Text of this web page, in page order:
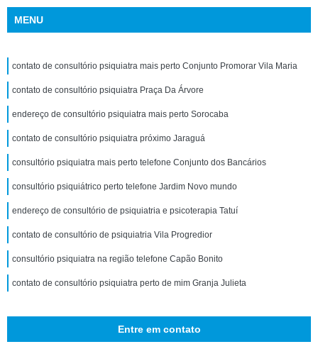
MENU
contato de consultório psiquiatra mais perto Conjunto Promorar Vila Maria
contato de consultório psiquiatra Praça Da Árvore
endereço de consultório psiquiatra mais perto Sorocaba
contato de consultório psiquiatra próximo Jaraguá
consultório psiquiatra mais perto telefone Conjunto dos Bancários
consultório psiquiátrico perto telefone Jardim Novo mundo
endereço de consultório de psiquiatria e psicoterapia Tatuí
contato de consultório de psiquiatria Vila Progredior
consultório psiquiatra na região telefone Capão Bonito
contato de consultório psiquiatra perto de mim Granja Julieta
Entre em contato